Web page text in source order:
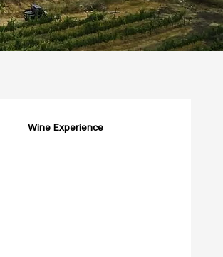
Wine Experience